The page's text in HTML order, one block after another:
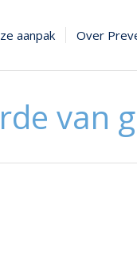
aanpak Over
van